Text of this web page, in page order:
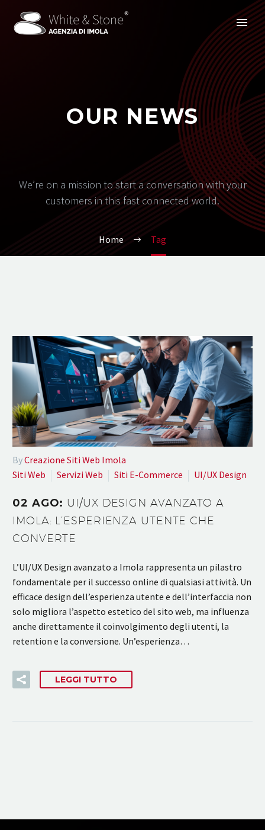
OUR NEWS
We’re on a mission to start a conversation with your
customers in this fast connected world.
Home Tag
ByCreazione Siti Web Imola
Siti Web
Servizi Web Siti E-Commerce UI/UX Design
02 AGO: UI/UX DESIGN AVANZATO A
IMOLA: L’ESPERIENZA UTENTE CHE
CONVERTE
L’UI/UX Design avanzato a Imola rappresenta un pilastro
fondamentale per il successo online di qualsiasi attività. Un
efficace design dell’esperienza utente e dell’interfaccia non
solo migliora l’aspetto estetico del sito web, ma influenza
anche direttamente il coinvolgimento degli utenti, la
retention e la conversione. Un’esperienza…
LEGGI TUTTO